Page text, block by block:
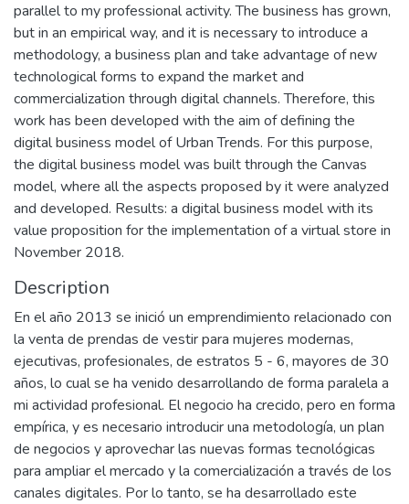
parallel to my professional activity. The business has grown,
but in an empirical way, and it is necessary to introduce a
methodology, a business plan and take advantage of new
technological forms to expand the market and
commercialization through digital channels. Therefore, this
work has been developed with the aim of defining the
digital business model of Urban Trends. For this purpose,
the digital business model was built through the Canvas
model, where all the aspects proposed by it were analyzed
and developed. Results: a digital business model with its
value proposition for the implementation of a virtual store in
November 2018.
Description
En el año 2013 se inició un emprendimiento relacionado con
la venta de prendas de vestir para mujeres modernas,
ejecutivas, profesionales, de estratos 5 - 6, mayores de 30
años, lo cual se ha venido desarrollando de forma paralela a
mi actividad profesional. El negocio ha crecido, pero en forma
empírica, y es necesario introducir una metodología, un plan
de negocios y aprovechar las nuevas formas tecnológicas
para ampliar el mercado y la comercialización a través de los
canales digitales. Por lo tanto, se ha desarrollado este